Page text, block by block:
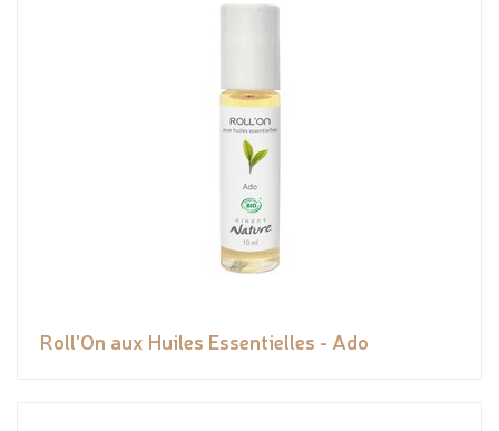
Roll'On aux Huiles Essentielles - Ado